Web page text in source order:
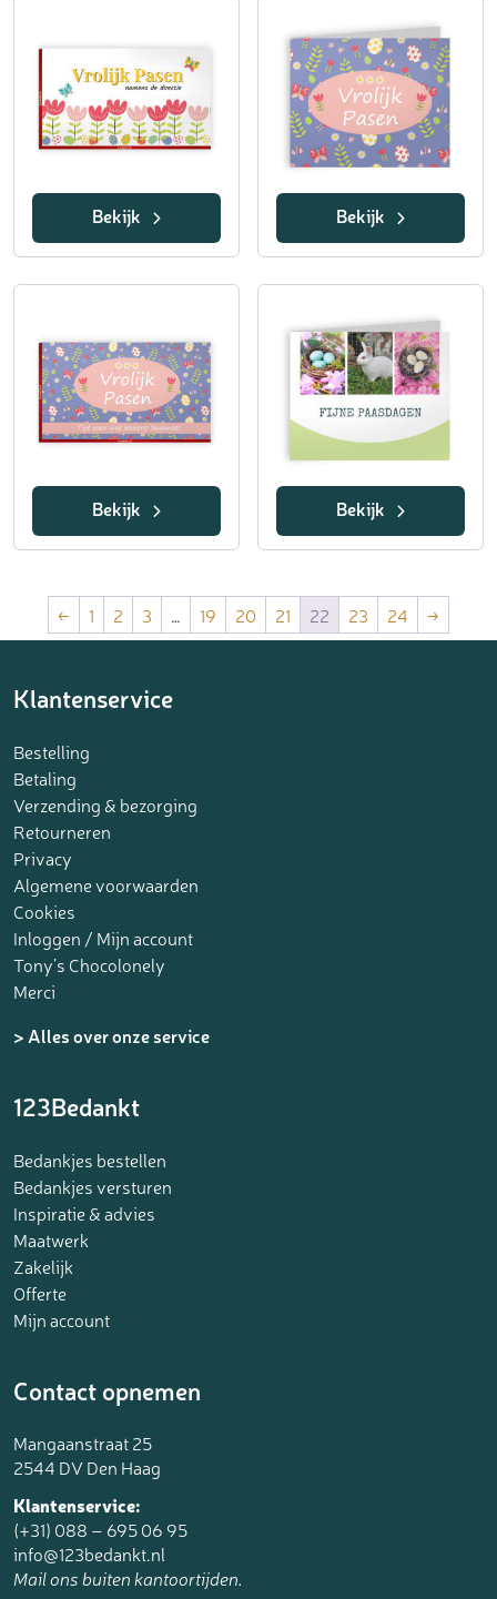
Bekijk Bekijk
Bekijk Bekijk
← 1 2 3 … 19 20 21 22 23 24 →
Klantenservice
Bestelling
Betaling
Verzending & bezorging
Retourneren
Privacy
Algemene voorwaarden
Cookies
Inloggen / Mijn account
Tony’s Chocolonely
Merci
> Alles over onze service
123Bedankt
Bedankjes bestellen
Bedankjes versturen
Inspiratie & advies
Maatwerk
Zakelijk
Offerte
Mijn account
Contact opnemen
Mangaanstraat 25
2544 DV Den Haag
Klantenservice:
(+31) 088 – 695 06 95
info@123bedankt.nl
Mail ons buiten kantoortijden.